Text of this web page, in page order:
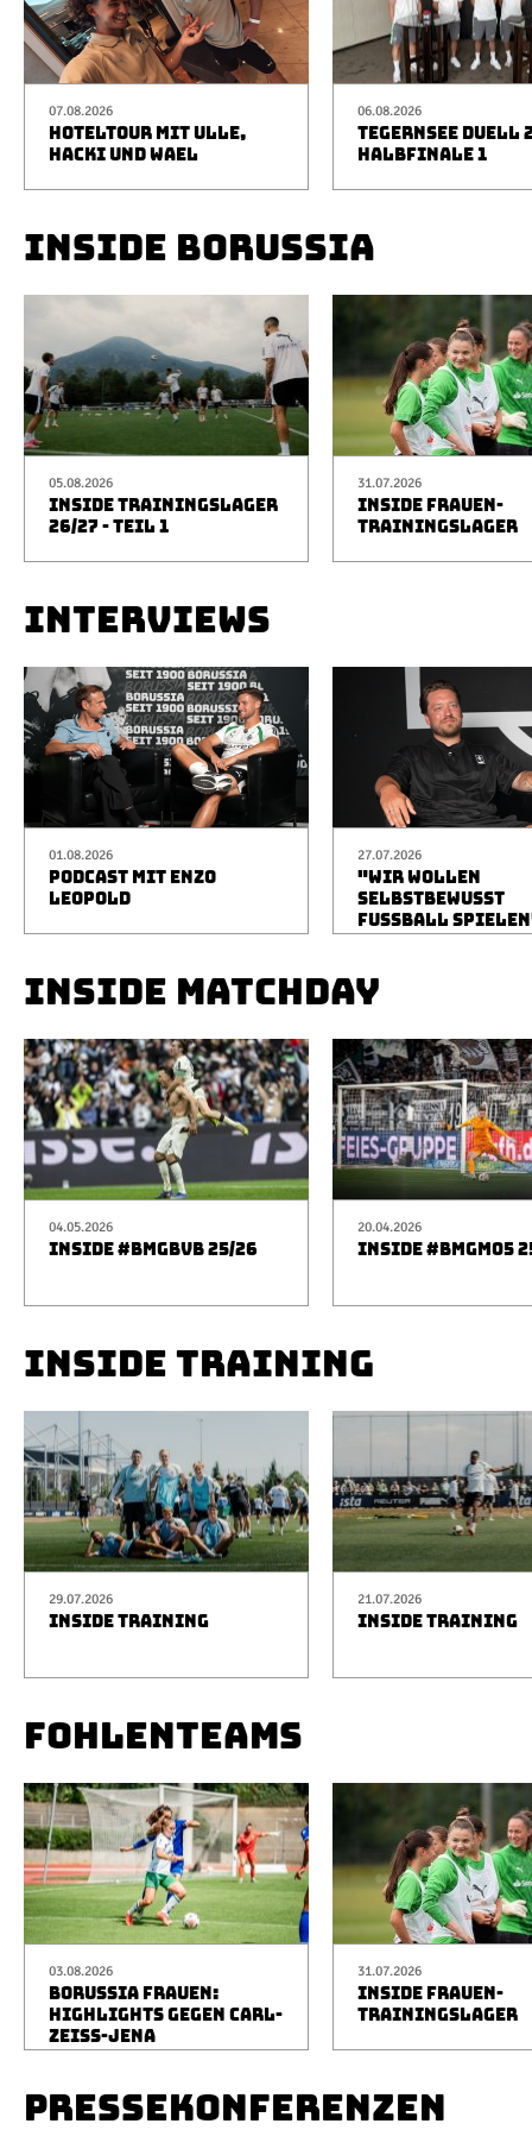
07.08.2026
HOTELTOUR MIT ULLE,
HACKI UND WAEL
06.08.2026
TEGERNSEE DUELL
HALBFINALE 1
INSIDE BORUSSIA
05.08.2026
INSIDE TRAININGSLAGER
26/27 - TEIL 1
31.07.2026
INSIDE FRAUEN-
TRAININGSLAGER
INTERVIEWS
01.08.2026
PODCAST MIT ENZO
LEOPOLD
27.07.2026
"WIR WOLLEN
SELBSTBEWUSST
FUSSBALL
INSIDE MATCHDAY
04.05.2026
INSIDE #BMGBVB 25/26
20.04.2026
INSIDE #BMGM05
INSIDE TRAINING
29.07.2026
INSIDE TRAINING
21.07.2026
INSIDE TRAINING
FOHLENTEAMS
03.08.2026
BORUSSIA FRAUEN:
HIGHLIGHTS GEGEN CARL-
ZEISS-JENA
31.07.2026
INSIDE FRAUEN-
TRAININGSLAGER
PRESSEKONFERENZEN